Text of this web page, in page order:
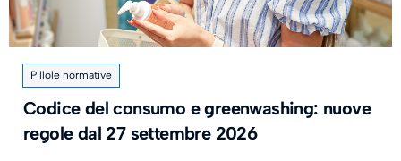
Pillole normative
Codice del consumo e greenwashing: nuove
regole dal 27 settembre 2026